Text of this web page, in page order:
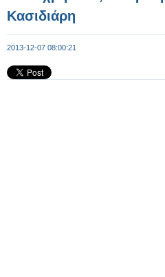
Κασιδιάρη
2013-12-07 08:00:21